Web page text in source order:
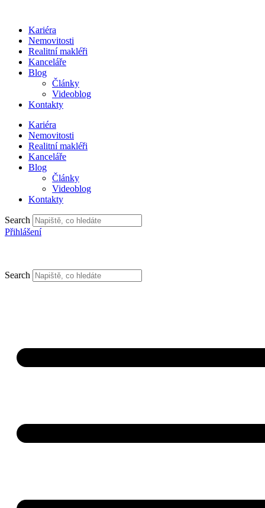
obsahuKariéra
Nemovitosti
Realitní makléři
Kanceláře
Blog
Články
Videoblog
Kontakty
Kariéra
Nemovitosti
Realitní makléři
Kanceláře
Blog
Články
Videoblog
Kontakty
Search
Přihlášení
Search